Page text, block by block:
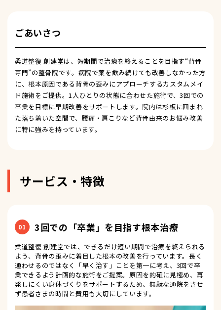
ごあいさつ
柔道整復 創建堂は、短期間で治療を終えることを目指す“背骨
専門”の整骨院です。病院で薬を飲み続けても改善しなかった方
に、根本原因である背骨の歪みにアプローチするカスタムメイ
ド施術をご提供。1人ひとりの状態に合わせた施術で、3回での
卒業を目標に早期改善をサポートします。院内は杉板に囲まれ
た落ち着いた空間で、腰痛・肩こりなど背骨由来のお悩み改善
に特に強みを持っています。
サービス・特徴
01 3回での「卒業」を目指す根本治療
柔道整復 創建堂では、できるだけ短い期間で治療を終えられる
よう、背骨の歪みに着目した根本の改善を行っています。長く
通わせるのではなく「早く治す」ことを第一に考え、3回で卒
業できるよう計画的な施術をご提案。原因を的確に見極め、再
発しにくい身体づくりをサポートするため、無駄な通院をさせ
ず患者さまの時間と費用も大切にしています。